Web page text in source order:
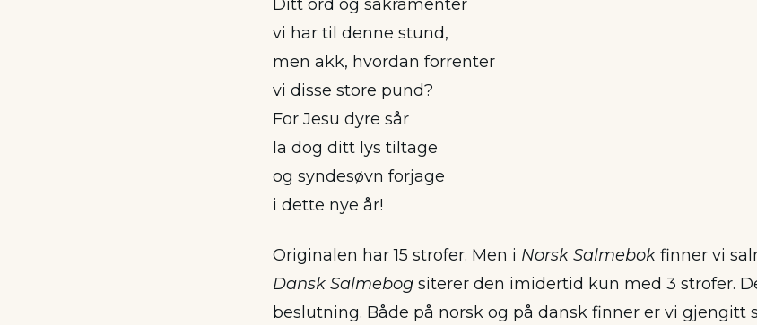
Ditt ord og sakramenter
vi har til denne stund,
men akk, hvordan forrenter
vi disse store pund?
For Jesu dyre sår
la dog ditt lys tiltage
og syndesøvn forjage
i dette nye år!
Originalen har 15 strofer. Men i Norsk Salmebok finner vi
Dansk Salmebog siterer den imidertid kun med 3 strofer.
beslutning. Både på norsk og på dansk finner er vi gjengitt